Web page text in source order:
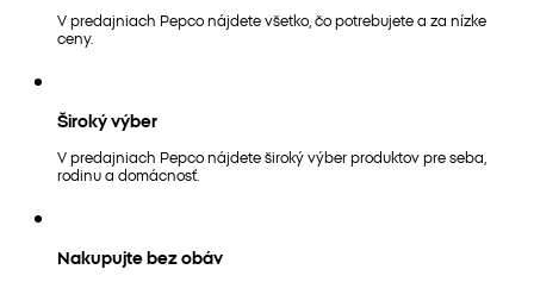
V predajniach Pepco nájdete všetko, čo potrebujete a za nízke
ceny.
Široký výber
V predajniach Pepco nájdete široký výber produktov pre seba,
rodinu a domácnosť.
Nakupujte bez obáv